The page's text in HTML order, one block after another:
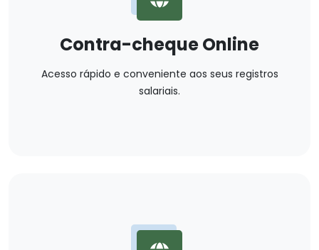
Contra-cheque Online
Acesso rápido e conveniente aos seus registros
salariais.